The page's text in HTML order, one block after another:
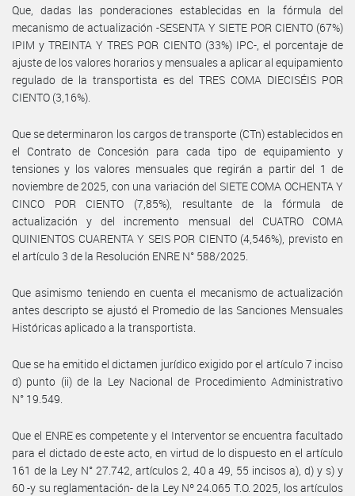
Que, dadas las ponderaciones establecidas en la fórmula del
mecanismo de actualización -SESENTA Y SIETE POR CIENTO (67%)
IPIM y TREINTA Y TRES POR CIENTO (33%) IPC-, el porcentaje de
ajuste de los valores horarios y mensuales a aplicar al equipamiento
regulado de la transportista es del TRES COMA DIECISÉIS POR
CIENTO (3,16%).
Que se determinaron los cargos de transporte (CTn) establecidos en
el Contrato de Concesión para cada tipo de equipamiento y
tensiones y los valores mensuales que regirán a partir del 1 de
noviembre de 2025, con una variación del SIETE COMA OCHENTA Y
CINCO POR CIENTO (7,85%), resultante de la fórmula de
actualización y del incremento mensual del CUATRO COMA
QUINIENTOS CUARENTA Y SEIS POR CIENTO (4,546%), previsto en
el artículo 3 de la Resolución ENRE N° 588/2025.
Que asimismo teniendo en cuenta el mecanismo de actualización
antes descripto se ajustó el Promedio de las Sanciones Mensuales
Históricas aplicado a la transportista.
Que se ha emitido el dictamen jurídico exigido por el artículo 7 inciso
d) punto (ii) de la Ley Nacional de Procedimiento Administrativo
N° 19.549.
Que el ENRE es competente y el Interventor se encuentra facultado
para el dictado de este acto, en virtud de lo dispuesto en el artículo
161 de la Ley N° 27.742, artículos 2, 40 a 49, 55 incisos a), d) y s) y
60 -y su reglamentación- de la Ley Nº 24.065 T.O. 2025, los artículos